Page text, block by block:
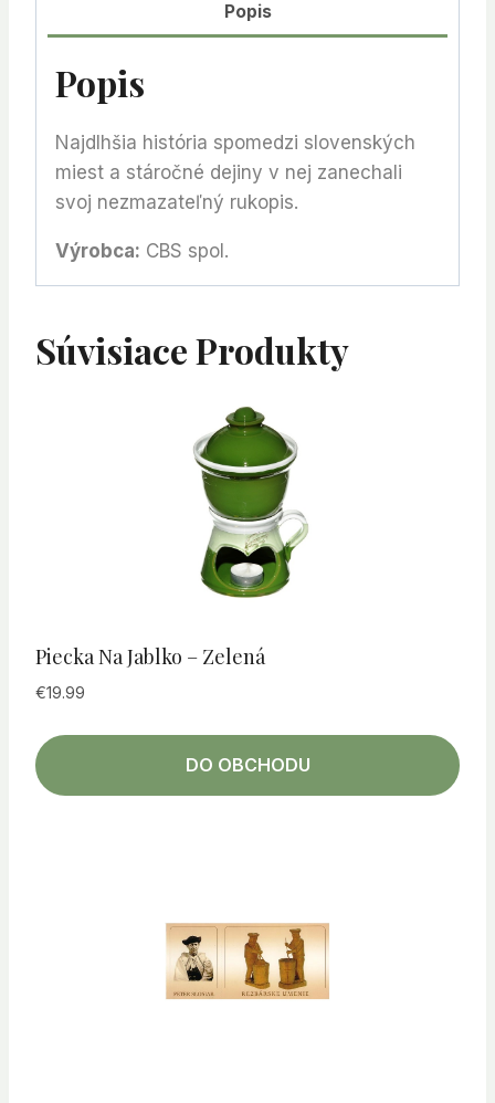
Popis
Popis
Najdlhšia história spomedzi slovenských
miest a stáročné dejiny v nej zanechali
svoj nezmazateľný rukopis.
Výrobca: CBS spol.
Súvisiace Produkty
Piecka Na Jablko – Zelená
€19.99
DO OBCHODU